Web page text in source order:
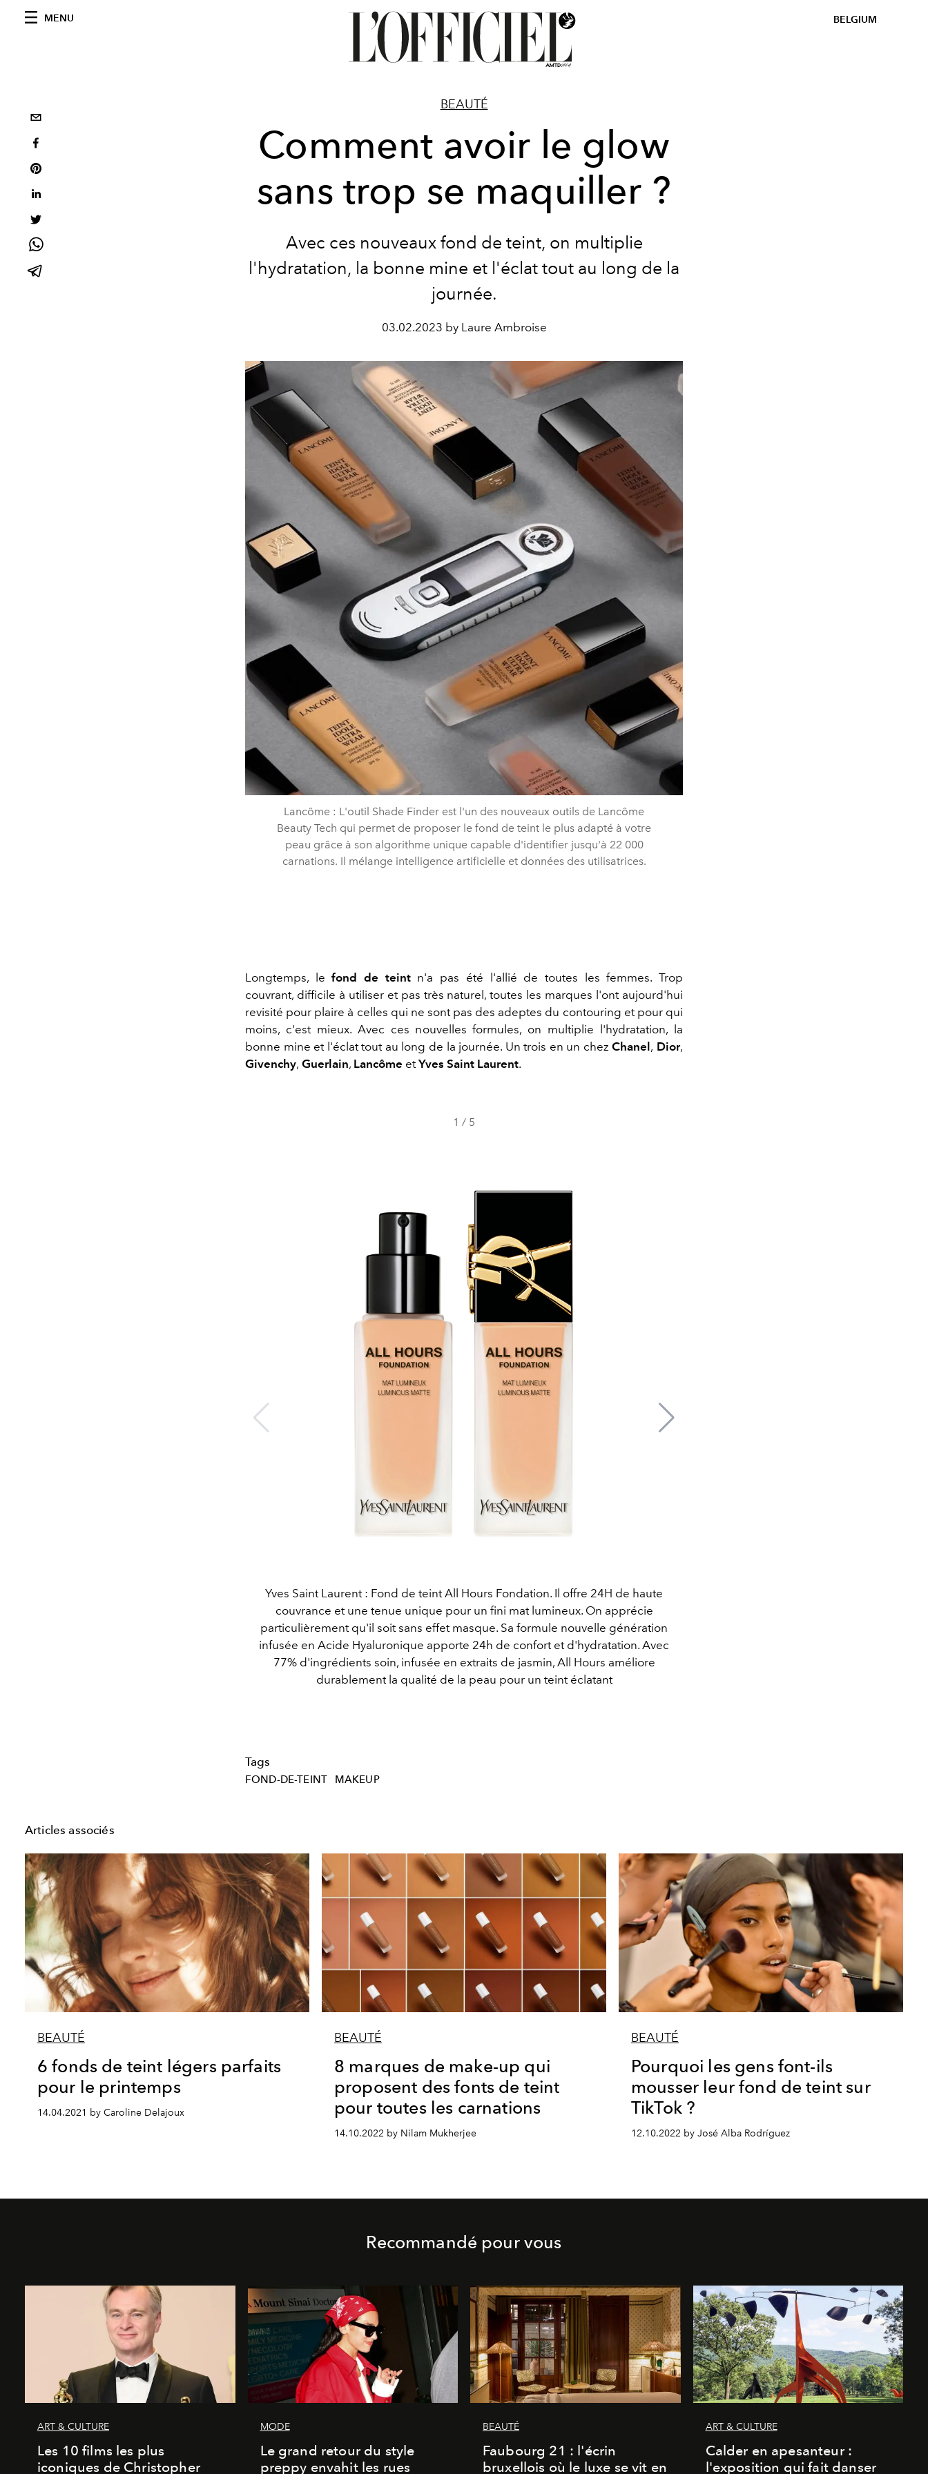
MENU BELGIUM
BEAUTÉ
Comment avoir le glow
sans trop se maquiller ?
Avec ces nouveaux fond de teint, on multiplie
l'hydratation, la bonne mine et l'éclat tout au long de la
journée.
03.02.2023 by Laure Ambroise
Lancôme : L'outil Shade Finder est l'un des nouveaux outils de Lancôme
Beauty Tech qui permet de proposer le fond de teint le plus adapté à votre
peau grâce à son algorithme unique capable d'identifier jusqu'à 22 000
carnations. Il mélange intelligence artificielle et données des utilisatrices.
Longtemps, lefond de teint n'a pas été l'allié de toutes les femmes. Trop
couvrant, difficile à utiliser et pas très naturel, toutes les marques l'ont aujourd'hui
revisité pour plaire à celles qui ne sont pas des adeptes du contouring et pour qui
moins, c'est mieux. Avec ces nouvelles formules, on multiplie l'hydratation, la
bonne mine et l'éclat tout au long de la journée. Un trois en un chezChanel, Dior,
Givenchy, Guerlain, Lancôme etYves Saint Laurent.
1 / 5
Yves Saint Laurent : Fond de teint All Hours Fondation. Il offre 24H de haute
couvrance et une tenue unique pour un fini mat lumineux. On apprécie
particulièrement qu'il soit sans effet masque. Sa formule nouvelle génération
infusée en Acide Hyaluronique apporte 24h de confort et d'hydratation. Avec
77% d'ingrédients soin, infusée en extraits de jasmin, All Hours améliore
durablement la qualité de la peau pour un teint éclatant
Tags
FOND-DE-TEINT MAKEUP
Articles associés
BEAUTÉ
6 fonds de teint légers parfaits
pour le printemps
14.04.2021 by Caroline Delajoux
BEAUTÉ
8 marques de make-up qui
proposent des fonts de teint
pour toutes les carnations
14.10.2022 by Nilam Mukherjee
BEAUTÉ
Pourquoi les gens font-ils
mousser leur fond de teint sur
TikTok ?
12.10.2022 by José Alba Rodríguez
Recommandé pour vous
ART & CULTURE
Les 10 films les plus
iconiques de Christopher
MODE
Le grand retour du style
preppy envahit les rues
BEAUTÉ
Faubourg 21 : l'écrin
bruxellois où le luxe se vit en
ART & CULTURE
Calder en apesanteur :
l'exposition qui fait danser